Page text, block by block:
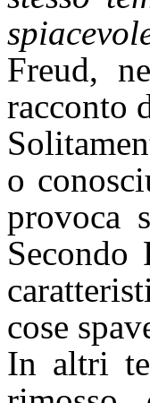
Freud,
racconto
o
provoca
Secondo
cose
In altri